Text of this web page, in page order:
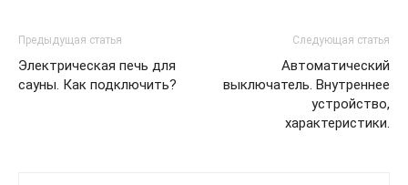
Предыдущая статья
Электрическая печь для
сауны. Как подключить?
Следующая статья
Автоматический
выключатель. Внутреннее
устройство,
характеристики.